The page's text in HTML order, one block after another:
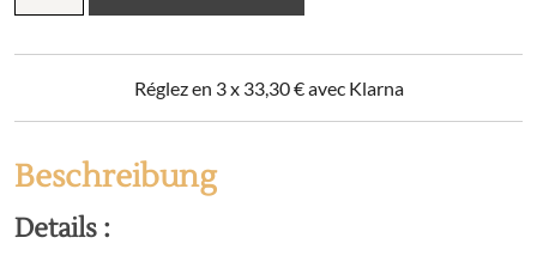
Baumwolle
Réglez en 3 x 33,30€avec Klarna
Beschreibung
Details :